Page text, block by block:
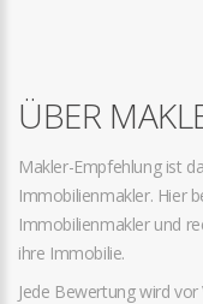
ÜBER
Makler-Empfehlung ist
Immobilienmakler. Hier
Immobilienmakler und
ihre Immobilie.
Jede Bewertung wird